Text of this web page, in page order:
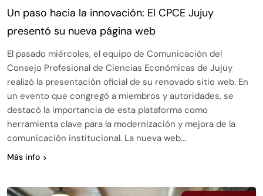
Un paso hacia la innovación: El CPCE Jujuy
presentó su nueva página web
El pasado miércoles, el equipo de Comunicación del
Consejo Profesional de Ciencias Económicas de Jujuy
realizó la presentación oficial de su renovado sitio web. En
un evento que congregó a miembros y autoridades, se
destacó la importancia de esta plataforma como
herramienta clave para la modernización y mejora de la
comunicación institucional. La nueva web…
Más info